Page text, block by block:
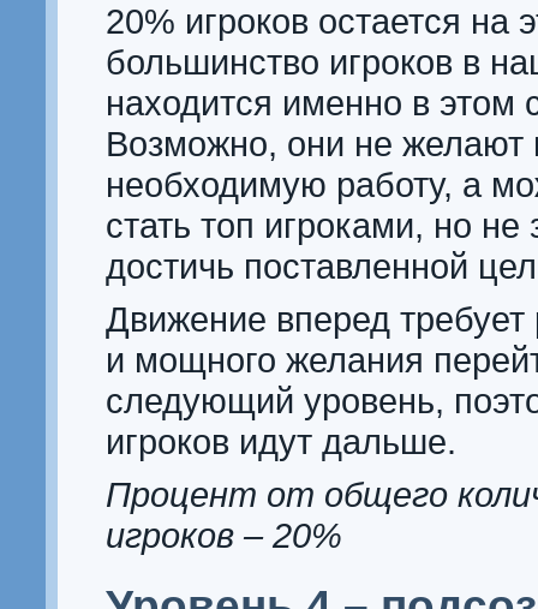
20% игроков остается на
большинство игроков в
находится именно в этом
Возможно, они не желают
необходимую работу, а
стать топ игроками, но не
достичь поставленной
Движение вперед
и мощного желания
следующий уровень,
игроков идут дальше.
Процент от общего
игроков – 20%